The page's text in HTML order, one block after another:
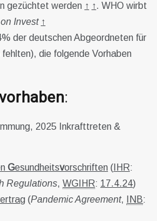
gezüchtet werden ↑ ↑. WHO wirbt
Invest ↑
der deutschen Abgeordneten für
die folgende Vorhaben
:
2025 Inkrafttreten &
Gesundheitsvorschriften ( IHR:
Regulations, WGIHR: 17.4.24)
(Pandemic Agreement, INB: